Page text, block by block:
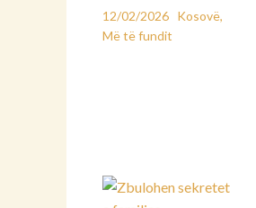
12/02/2026 Kosovë,
Më të fundit